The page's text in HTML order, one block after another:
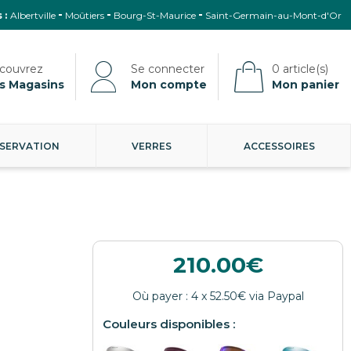
: Albertville Moûtiers Bourg-St-Maurice Saint-Germain-au-Mont-d'Or
Magasins Mon compte Mon panier
VERRES ACCESSOIRES
210.00